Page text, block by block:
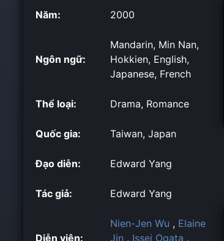
Năm: 2000
Ngôn ngữ:
Mandarin, Min Nan,
Hokkien, English,
Japanese, French
Thể loại: Drama, Romance
Quốc gia: Taiwan, Japan
Đạo diễn: Edward Yang
Tác giả: Edward Yang
Diễn viên:
Nien-Jen Wu , Elaine
Jin , Issei Ogata ,